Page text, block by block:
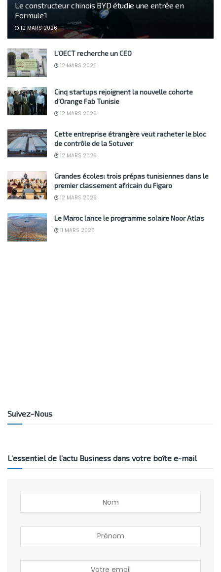
Le constructeur chinois BYD étudie une entrée en
Formule 1
12 MARS 2026
L’OECT recherche un CEO
12 MARS 2026
Cinq startups rejoignent la nouvelle cohorte
d’Orange Fab Tunisie
12 MARS 2026
Cette entreprise étrangère veut racheter le bloc
de contrôle de la Sotuver
12 MARS 2026
Grandes écoles: trois prépas tunisiennes dans le
premier classement africain du Figaro
12 MARS 2026
Le Maroc lance le programme solaire Noor Atlas
11 MARS 2026
Suivez-Nous
L’essentiel de l’actu Business dans votre boîte e-mail